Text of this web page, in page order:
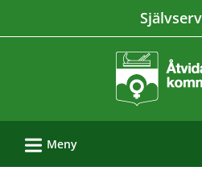
till
Åtvidabergs
kommun
L Meny